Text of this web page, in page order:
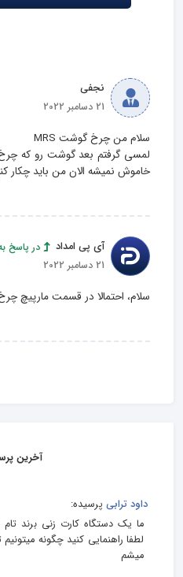
نجفی
21 دسامبر 2022
لمسی گرفتم بعد گوشت رو که
خاموش نمیشه الان من باید چکار
آی پی امداد
در پاسخ
21 دسامبر 2022
سلام، احتمالا در قسمت مارپیچ
آخرین
داود ترابی پرسیده:
ما یک دستگاه کارت زنی برند
لطفا راهنمایی کنید چگونه
میشم